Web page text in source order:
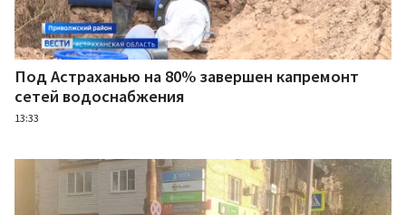
Под Астраханью на 80% завершен капремонт
сетей водоснабжения
13:33